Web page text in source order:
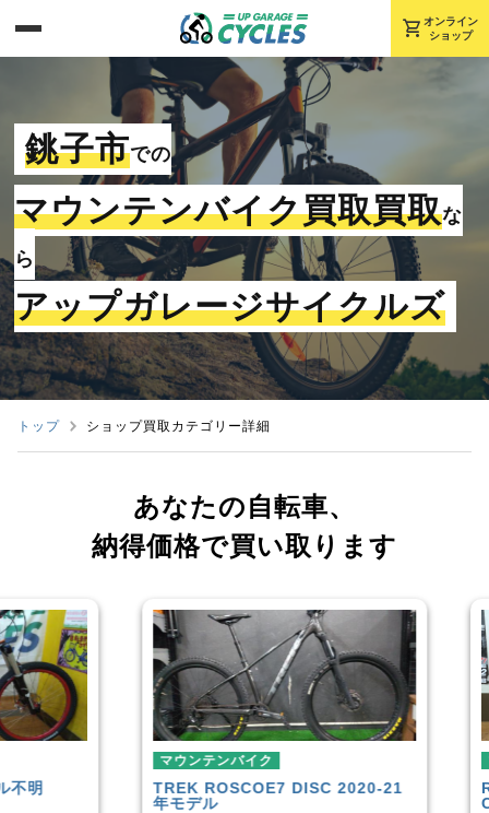
shopping_cart オンライン
ショップ
銚子市での
マウンテンバイク買取買取な
ら
アップガレージサイクルズ
トップ ショップ買取カテゴリー詳細
あなたの自転車、
納得価格で買い取ります
マウンテンバイク
ROSCOE7 DISC 2020-21
Rocky
Carbon30